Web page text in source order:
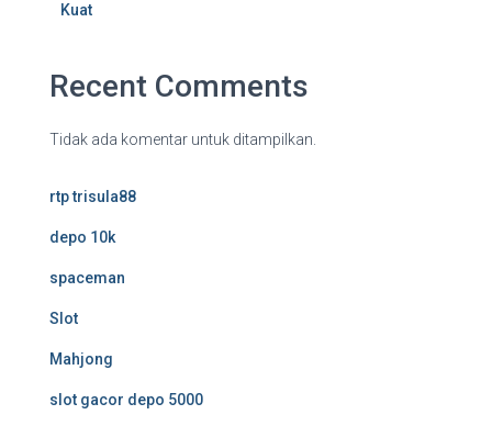
Kuat
Recent Comments
Tidak ada komentar untuk ditampilkan.
rtp trisula88
depo 10k
spaceman
Slot
Mahjong
slot gacor depo 5000